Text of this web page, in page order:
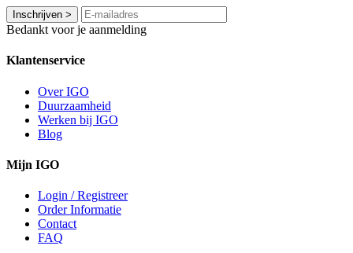
Inschrijven >
Bedankt voor je aanmelding
Klantenservice
Over IGO
Duurzaamheid
Werken bij IGO
Blog
Mijn IGO
Login / Registreer
Order Informatie
Contact
FAQ